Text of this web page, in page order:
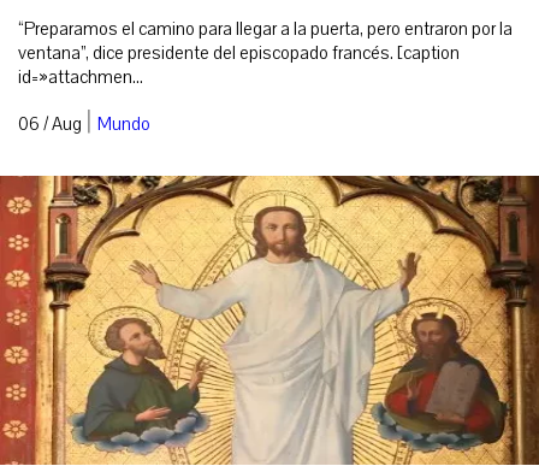
“Preparamos el camino para llegar a la puerta, pero entraron por la
ventana”, dice presidente del episcopado francés. [caption
id=»attachmen...
06 / Aug | Mundo